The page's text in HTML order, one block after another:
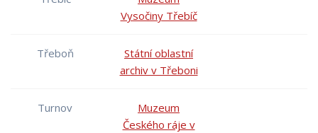
Vysočiny Třebíč
Třeboň
Státní oblastní
archiv v Třeboni
Turnov
Muzeum
Českého ráje v